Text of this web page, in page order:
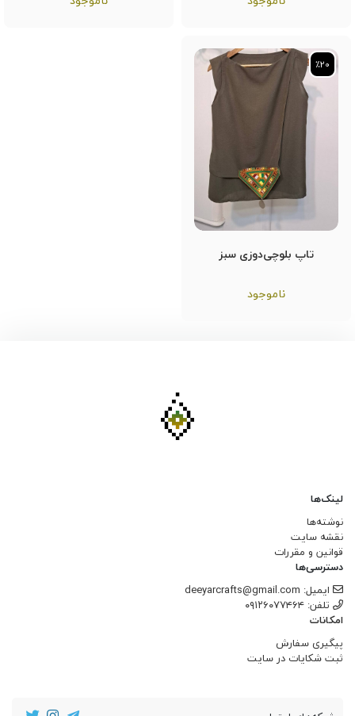
٪20
تاپ بلوچی‌دوزی سبز
ناموجود
٪20
لینک‌ها
نوشته‌ها
نقشه سایت
قوانین و مقررات
دسترسی‌ها
ایمیل: deeyarcrafts@gmail.com
تلفن: ۰۹۱۲۶۰۷۷۴۶۴
امکانات
پیگیری سفارش
ثبت شکایات در سایت